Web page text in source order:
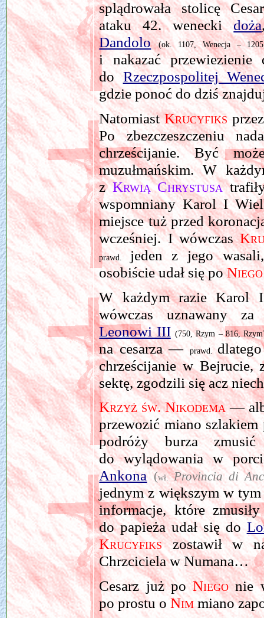
splądrowała stolicę
ataku 42. weneckidoża
Dandolo
(ok. 1107, Wenecja –
i nakazać
doRzeczpospolitej
gdzie ponoć do dziś
NatomiastKrucyfiks
Po zbezczeszczeniu
chrześcijanie. Być
muzułmańskim. W
zKrwią Chrystusa
wspomniany Karol I
miejsce tuż przed
wcześniej. I wówczas
prawd. jeden z jego
osobiście udał się poNiego
W każdym razie Karol
wówczas uznawany
Leonowi III (750, Rzym – 816,
na cesarza — prawd.
chrześcijanie w Bejrucie,
sektę, zgodzili się acz
Krzyż św. Nikodema—
przewozić miano
podróży burza
do wylądowania w
Ankona (wł.Provincia di
jednym z większym w tym
informacje, które
do papieża udał się do
Krucyfikszostawił w
Chrzciciela w Numana…
Cesarz już poNiegonie
po prostu oNimmiano